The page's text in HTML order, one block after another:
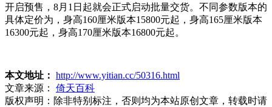
开启预售，8月1日起就会正式启动批量交货。不同参数版本的
具体定价为，身高160厘米版本15800元起，身高165厘米版本
16300元起，身高170厘米版本16800元起。
本文地址： http://www.yitian.cc/50316.html
文章来源：
倚天百科
版权声明： 除非特别标注，否则均为本站原创文章，转载时请